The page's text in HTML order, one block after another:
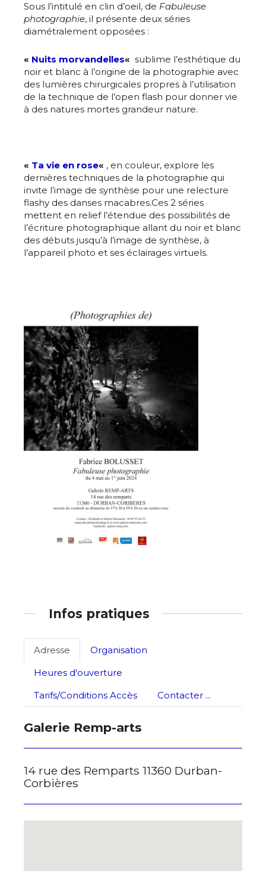
Adresse email*
Nom
Statut / Organisation
termes et conditions
J'accepte les
Sous l’intitulé en clin d’oeil, de Fabuleuse
photographie, il présente deux séries
diamétralement opposées :
« Nuits morvandelles« sublime l’esthétique du
noir et blanc à l’origine de la photographie avec
des lumières chirurgicales propres à l’utilisation
de la technique de l’open flash pour donner vie
à des natures mortes grandeur nature.
« Ta vie en rose« , en couleur, explore les
dernières techniques de la photographie qui
invite l’image de synthèse pour une relecture
flashy des danses macabres.Ces 2 séries
mettent en relief l’étendue des possibilités de
l’écriture photographique allant du noir et blanc
des débuts jusqu’à l’image de synthèse, à
l’appareil photo et ses éclairages virtuels.
Infos pratiques
Adresse
Organisation
Heures d'ouverture
Tarifs/Conditions Accès
Contacter ...
Galerie Remp-arts
14 rue des Remparts 11360 Durban-
Corbières